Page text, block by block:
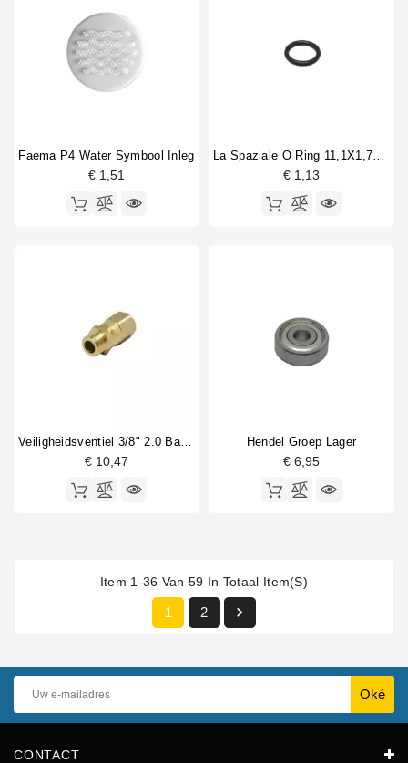
Faema P4 Water Symbool Inleg
€ 1,51 € 1,13
€ 10,47
Hendel Groep Lager
€ 6,95
Item 1-36 Van 59 In Totaal Item(s)
1 2 
CONTACT